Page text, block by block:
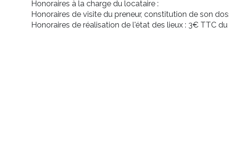
Honoraires à la charge du locataire :
Honoraires de visite du preneur, constitution de son
Honoraires de réalisation de l'état des lieux : 3€ TTC